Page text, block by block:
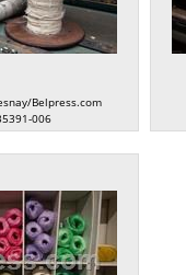
Belpress.com
006